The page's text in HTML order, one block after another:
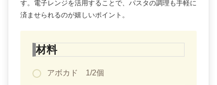
す。電子レンジを活用することで、パスタの調理も手軽に
済ませられるのが嬉しいポイント。
材料
アボカド 1/2個